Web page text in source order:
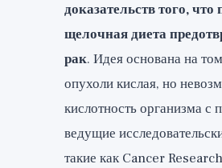
доказательств того,
щелочная диета
рак. Идея основана на
опухоли кислая, но
кислотность организма
ведущие
такие как Cancer